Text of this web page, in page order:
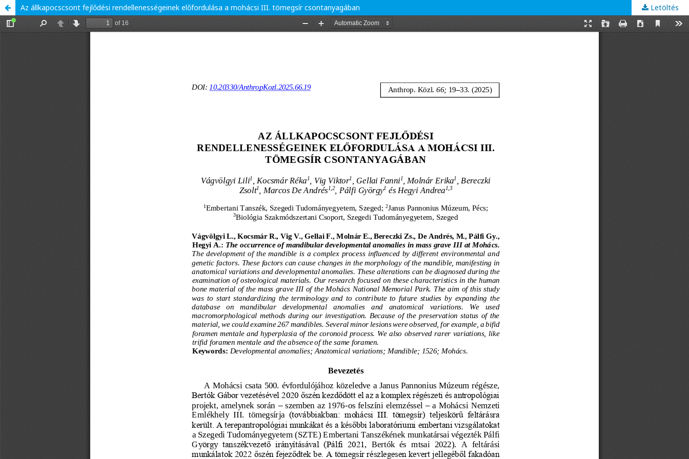
Az állkapocscsont fejlődési rendellenességeinek előfordulása a mohácsi III. tömegsír csontanyagában Letöltés